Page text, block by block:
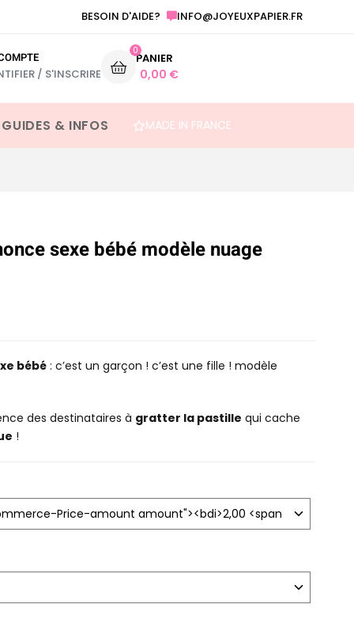
ANNONCE GROSSESSE ET AUTRE FESTIVITÉ
BESOIN D'AIDE? INFO@JOYEUXPAPIER.FR
/ S'INSCRIRE
0
PANIER
0,00 €
& INFOS MADE IN FRANCE
sexe bébé modèle nuage
bébé : c’est un garçon ! c’est une fille ! modèle
des destinataires à gratter la pastille qui cache
!